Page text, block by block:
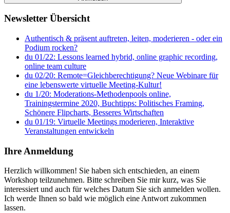
Newsletter Übersicht
Authentisch & präsent auftreten, leiten, moderieren - oder ein
Podium rocken?
du 01/22: Lessons learned hybrid, online graphic recording,
online team culture
du 02/20: Remote=Gleichberechtigung? Neue Webinare für
eine lebenswerte virtuelle Meeting-Kultur!
du 1/20: Moderations-Methodenpools online,
Trainingstermine 2020, Buchtipps: Politisches Framing,
Schönere Flipcharts, Besseres Wirtschaften
du 01/19: Virtuelle Meetings moderieren, Interaktive
Veranstaltungen entwickeln
Ihre Anmeldung
Herzlich willkommen! Sie haben sich entschieden, an einem
Workshop teilzunehmen. Bitte schreiben Sie mir kurz, was Sie
interessiert und auch für welches Datum Sie sich anmelden wollen.
Ich werde Ihnen so bald wie möglich eine Antwort zukommen
lassen.